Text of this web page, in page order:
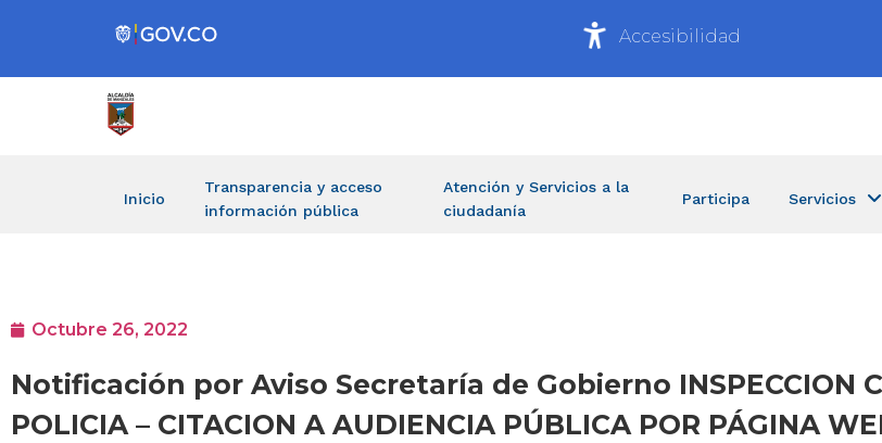
Accesibilidad
Inicio
Transparencia y acceso
información pública
Atención y Servicios a la
ciudadanía
Participa Servicios
Octubre 26, 2022
Notificación por Aviso Secretaría de Gobierno INSPECCION
POLICIA – CITACION A AUDIENCIA PÚBLICA POR PÁGINA